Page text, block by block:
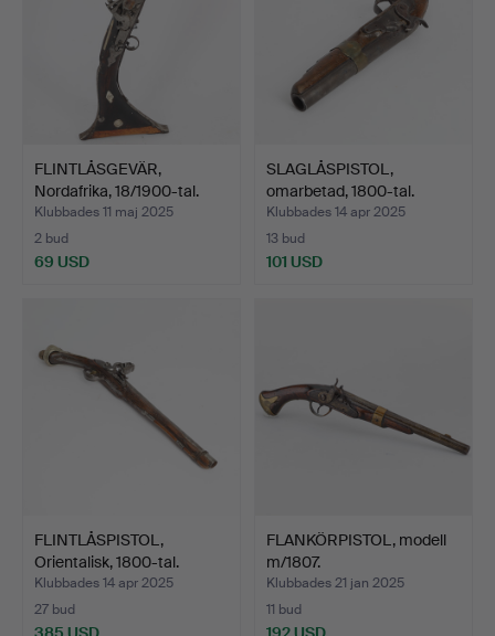
FLINTLÅSGEVÄR,
Nordafrika, 18/1900-tal.
Klubbades 11 maj 2025
2 bud
69 USD
SLAGLÅSPISTOL,
omarbetad, 1800-tal.
Klubbades 14 apr 2025
13 bud
101 USD
FLINTLÅSPISTOL,
Orientalisk, 1800-tal.
Klubbades 14 apr 2025
27 bud
FLANKÖRPISTOL, modell
m/1807.
Klubbades 21 jan 2025
11 bud